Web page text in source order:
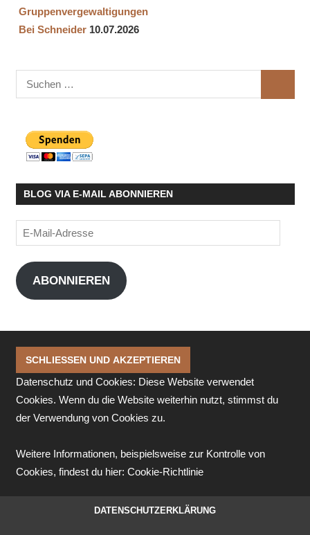
Gruppenvergewaltigungen
Bei Schneider 10.07.2026
Suchen
nach:
BLOG VIA E-MAIL ABONNIEREN
E-
Mail-
Adresse
ABONNIEREN
Datenschutz und Cookies: Diese Website verwendet
Cookies. Wenn du die Website weiterhin nutzt, stimmst du
der Verwendung von Cookies zu.
Weitere Informationen, beispielsweise zur Kontrolle von
Cookies, findest du hier: Cookie-Richtlinie
DATENSCHUTZERKLÄRUNG